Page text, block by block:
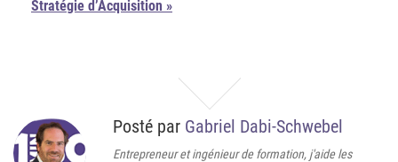
Stratégie d’Acquisition »
Posté par Gabriel Dabi-Schwebel
Entrepreneur et ingénieur de formation, j'aide les